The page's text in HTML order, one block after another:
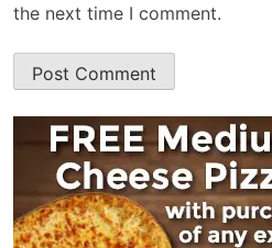
the next time I comment.